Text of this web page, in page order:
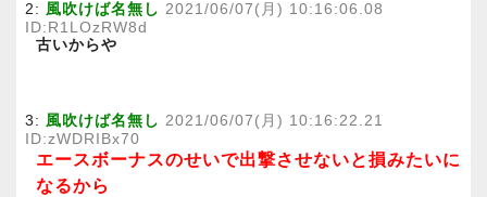
2: 風吹けば名無し 2021/06/07(月) 10:16:06.08
ID:R1LOzRW8d
古いからや
3: 風吹けば名無し 2021/06/07(月) 10:16:22.21
ID:zWDRIBx70
エースボーナスのせいで出撃させないと損みたいに
なるから